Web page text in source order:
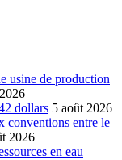
usine de production
dollars 5 août 2026
conventions entre le
2026
en eau